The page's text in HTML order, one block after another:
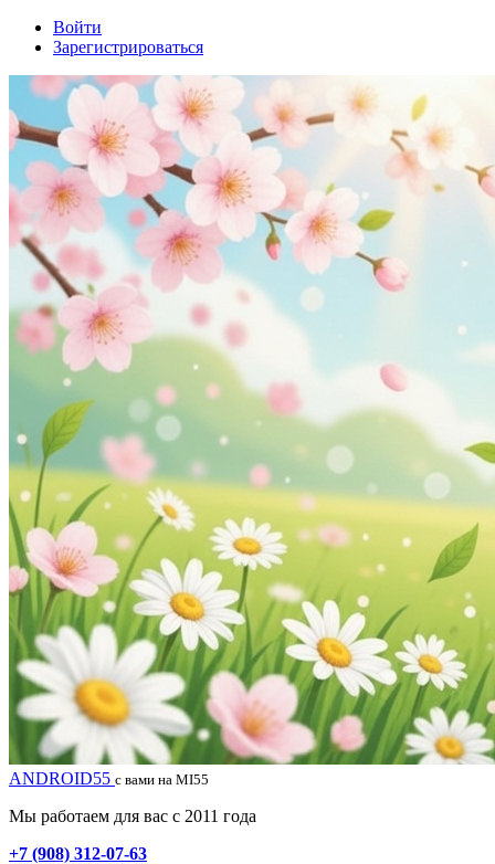
Войти
Зарегистрироваться
ANDROID55 с вами на MI55
Мы работаем для вас с 2011 года
+7 (908) 312-07-63